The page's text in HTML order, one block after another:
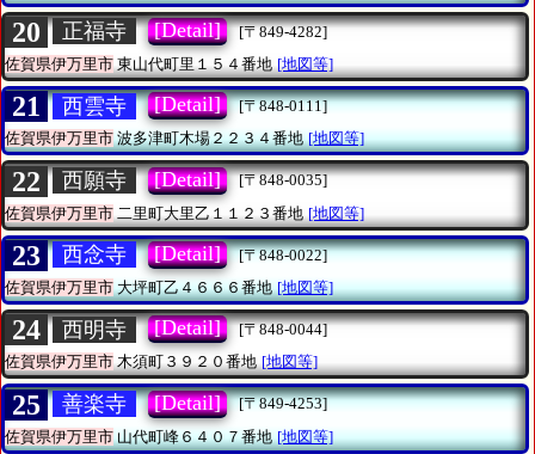
20 正福寺 [Detail]
[〒849-4282]
佐賀県伊万里市 東山代町里１５４番地 [地図等]
21 西雲寺 [Detail]
[〒848-0111]
佐賀県伊万里市波多津町木場２２３４番地 [地図等]
22 西願寺 [Detail]
[〒848-0035]
佐賀県伊万里市 二里町大里乙１１２３番地 [地図等]
23 西念寺 [Detail]
[〒848-0022]
佐賀県伊万里市大坪町乙４６６６番地 [地図等]
24 西明寺 [Detail]
[〒848-0044]
佐賀県伊万里市木須町３９２０番地 [地図等]
25 善楽寺 [Detail]
[〒849-4253]
佐賀県伊万里市山代町峰６４０７番地 [地図等]